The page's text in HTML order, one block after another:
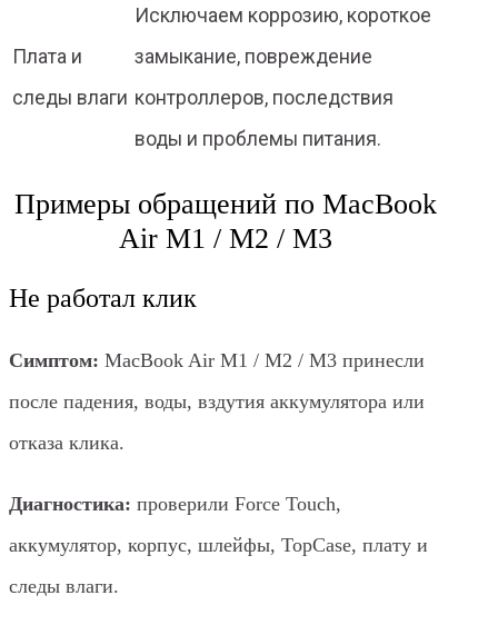
Плата и
следы влаги
Исключаем коррозию, короткое
замыкание, повреждение
контроллеров, последствия
воды и проблемы питания.
Примеры обращений по MacBook
Air M1 / M2 / M3
Не работал клик
Симптом: MacBook Air M1 / M2 / M3 принесли
после падения, воды, вздутия аккумулятора или
отказа клика.
Диагностика: проверили Force Touch,
аккумулятор, корпус, шлейфы, TopCase, плату и
следы влаги.